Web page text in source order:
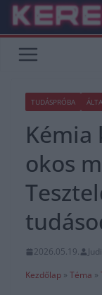
Skip
content
TUDÁSPRÓBA
Kémia
okos
2026.05.19.
Kezdőlap » Téma »